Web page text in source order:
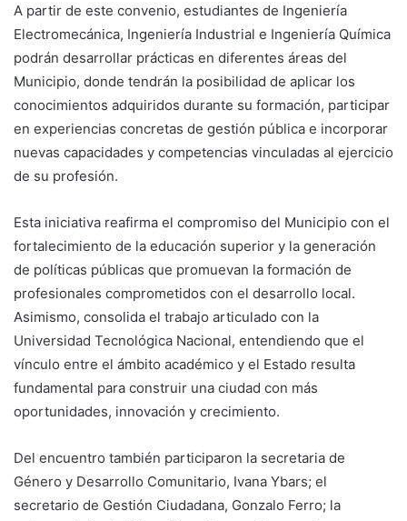
A partir de este convenio, estudiantes de Ingeniería
Electromecánica, Ingeniería Industrial e Ingeniería Química
podrán desarrollar prácticas en diferentes áreas del
Municipio, donde tendrán la posibilidad de aplicar los
conocimientos adquiridos durante su formación, participar
en experiencias concretas de gestión pública e incorporar
nuevas capacidades y competencias vinculadas al ejercicio
de su profesión.
Esta iniciativa reafirma el compromiso del Municipio con el
fortalecimiento de la educación superior y la generación
de políticas públicas que promuevan la formación de
profesionales comprometidos con el desarrollo local.
Asimismo, consolida el trabajo articulado con la
Universidad Tecnológica Nacional, entendiendo que el
vínculo entre el ámbito académico y el Estado resulta
fundamental para construir una ciudad con más
oportunidades, innovación y crecimiento.
Del encuentro también participaron la secretaria de
Género y Desarrollo Comunitario, Ivana Ybars; el
secretario de Gestión Ciudadana, Gonzalo Ferro; la